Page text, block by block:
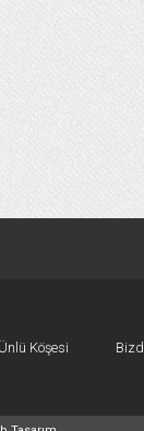
Ünlü Köşesi